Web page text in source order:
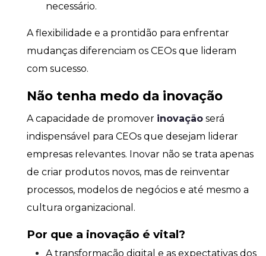
necessário.
A flexibilidade e a prontidão para enfrentar
mudanças diferenciam os CEOs que lideram
com sucesso.
Não tenha medo da inovação
A capacidade de promover inovação será
indispensável para CEOs que desejam liderar
empresas relevantes. Inovar não se trata apenas
de criar produtos novos, mas de reinventar
processos, modelos de negócios e até mesmo a
cultura organizacional.
Por que a inovação é vital?
A transformação digital e as expectativas dos